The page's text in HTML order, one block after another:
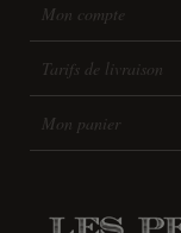
Mon compte
Tarifs de livraison
Mon panier